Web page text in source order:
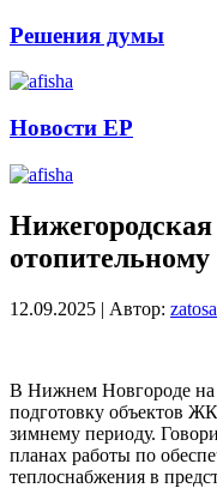
Решения думы
Новости ЕР
Нижегородская
отопительному
12.09.2025 | Автор:
В Нижнем Новгороде на
подготовку объектов
зимнему периоду.
планах работы по
теплоснабжения в